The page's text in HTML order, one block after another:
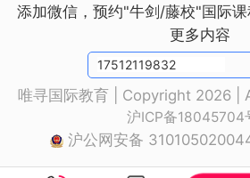
添加微信，预约"牛剑/藤校"国际
更多内容
唯寻国际教育 | Copyright 2026 |
沪ICP备18045704
沪公网安备